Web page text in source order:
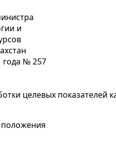
и
года № 257
целевых показателей